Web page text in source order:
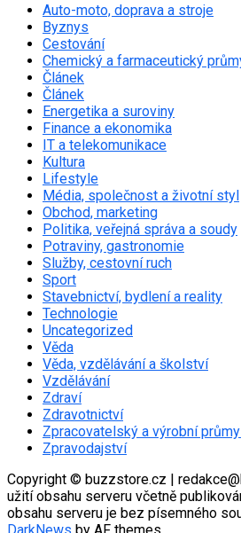
Auto-moto, doprava a stroje
Byznys
Cestování
Chemický a farmaceutický
Článek
Článek
Energetika a suroviny
Finance a ekonomika
IT a telekomunikace
Kultura
Lifestyle
Média, společnost a životní styl
Obchod, marketing
Politika, veřejná správa a soudy
Potraviny, gastronomie
Služby, cestovní ruch
Sport
Stavebnictví, bydlení a reality
Technologie
Uncategorized
Věda
Věda, vzdělávání a školství
Vzdělávání
Zdraví
Zdravotnictví
Zpracovatelský a výrobní
Zpravodajství
Copyright © buzzstore.cz |
užití obsahu serveru včetně
obsahu serveru je bez písemného
DarkNews by AF themes.